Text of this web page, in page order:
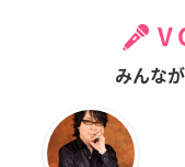
みんな